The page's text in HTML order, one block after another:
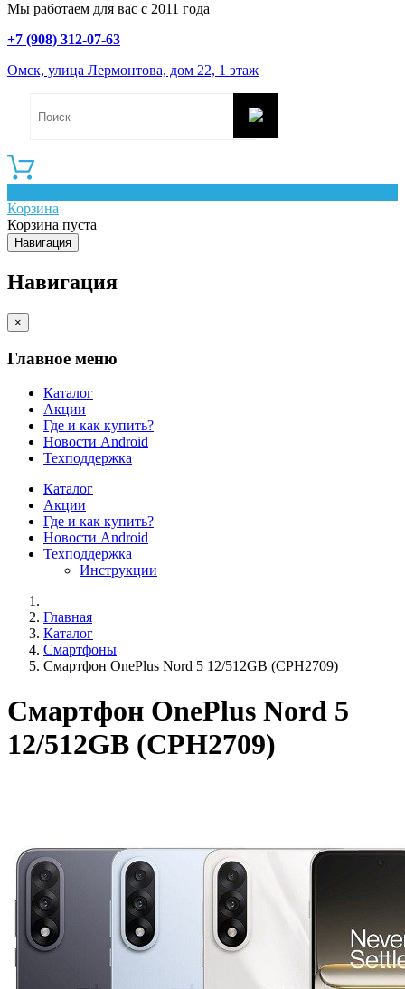
Мы работаем для вас с 2011 года
+7 (908) 312-07-63
Омск, улица Лермонтова, дом 22, 1 этаж
Корзина
Корзина пуста
Навигация
Навигация
×
Главное меню
Каталог
Акции
Где и как купить?
Новости Android
Техподдержка
Каталог
Акции
Где и как купить?
Новости Android
Техподдержка
Инструкции
Главная
Каталог
Смартфоны
Смартфон OnePlus Nord 5 12/512GB (CPH2709)
Смартфон OnePlus Nord 5
12/512GB (CPH2709)